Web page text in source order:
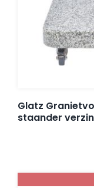
Glatz
staander